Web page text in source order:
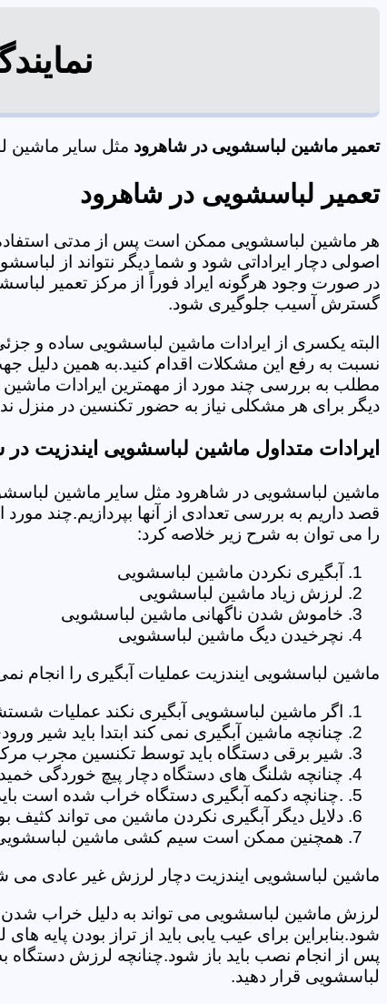
تعمیر ماشین لباسشویی در شاهرود مثل سایر ماشین
تعمیر لباسشویی در شاهرود
هر ماشین لباسشویی ممکن است پس از مدتی
اصولی دچار ایراداتی شود و شما دیگر نتواند از
در صورت وجود هرگونه ایراد فوراً از مرکز تعمیر
گسترش آسیب جلوگیری شود.
البته یکسری از ایرادات ماشین لباسشویی ساده و
نسبت به رفع این مشکلات اقدام کنید.به همین دلیل
مطلب به بررسی چند مورد از مهمترین ایرادات
دیگر برای هر مشکلی نیاز به حضور تکنسین در منزل نداشته باشید.
ایرادات متداول ماشین لباسشویی ایندزیت در
ماشین لباسشویی در شاهرود مثل سایر ماشین
قصد داریم به بررسی تعدادی از آنها بپردازیم.چند
را می توان به شرح زیر خلاصه کرد:
آبگیری نکردن ماشین لباسشویی
لرزش زیاد ماشین لباسشویی
خاموش شدن ناگهانی ماشین لباسشویی
نچرخیدن دیگ ماشین لباسشویی
ماشین لباسشویی ایندزیت عملیات آبگیری را انجام
اگر ماشین لباسشویی آبگیری نکند عملیات
چنانچه ماشین آبگیری نمی کند ابتدا باید شیر
شیر برقی دستگاه باید توسط تکنسین مجرب
چنانچه شلنگ های دستگاه دچار پیچ خوردگی
.چنانچه دکمه آبگیری دستگاه خراب شده است
دلایل دیگر آبگیری نکردن ماشین می تواند
همچنین ممکن است سیم کشی ماشین لباسشویی
ماشین لباسشویی ایندزیت دچار لرزش غیر عادی می
لرزش ماشین لباسشویی می تواند به دلیل خراب شدن
شود.بنابراین برای عیب یابی باید از تراز بودن
پس از انجام نصب باید باز شود.چنانچه لرزش دستگاه
لباسشویی قرار دهید.